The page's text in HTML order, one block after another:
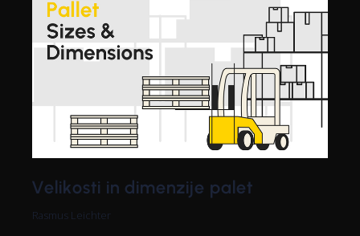
Velikosti in dimenzije palet
Rasmus Leichter